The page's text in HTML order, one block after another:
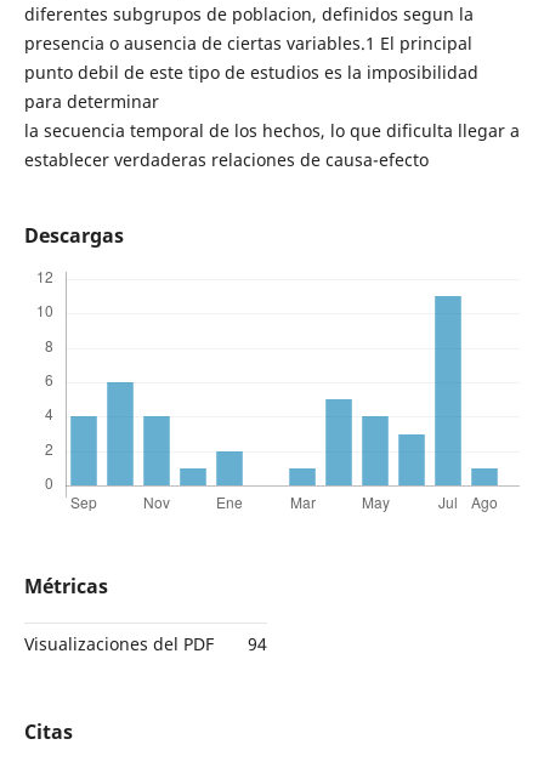
diferentes subgrupos de poblacion, definidos segun la
presencia o ausencia de ciertas variables.1 El principal
punto debil de este tipo de estudios es la imposibilidad
para determinar
la secuencia temporal de los hechos, lo que dificulta llegar a
establecer verdaderas relaciones de causa-efecto
Descargas
Métricas
Visualizaciones del PDF 94
Citas